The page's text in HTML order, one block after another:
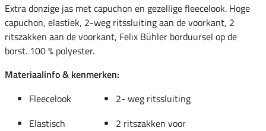
Extra donzige jas met capuchon en gezellige fleecelook. Hoge
capuchon, elastiek, 2-weg ritssluiting aan de voorkant, 2
ritszakken aan de voorkant, Felix Bühler borduursel op de
borst. 100 % polyester.
Materiaalinfo & kenmerken:
Fleecelook
2- weg ritssluiting
Elastisch
2 ritszakken voor